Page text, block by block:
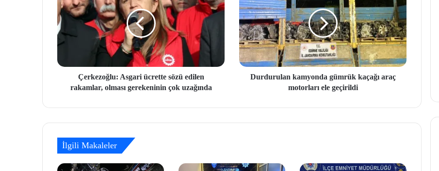
Çerkezoğlu: Asgari ücrette sözü edilen
rakamlar, olması gerekeninin çok uzağında
Durdurulan kamyonda gümrük kaçağı araç
motorları ele geçirildi
İlgili Makaleler